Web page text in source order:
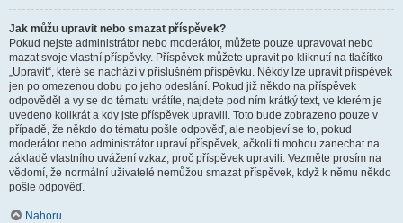
Jak můžu upravit nebo smazat příspěvek?
Pokud nejste administrátor nebo moderátor, můžete pouze upravovat nebo
mazat svoje vlastní příspěvky. Příspěvek můžete upravit po kliknutí na tlačítko
„Upravit“, které se nachází v příslušném příspěvku. Někdy lze upravit příspěvek
jen po omezenou dobu po jeho odeslání. Pokud již někdo na příspěvek
odpověděl a vy se do tématu vrátíte, najdete pod ním krátký text, ve kterém je
uvedeno kolikrát a kdy jste příspěvek upravili. Toto bude zobrazeno pouze v
případě, že někdo do tématu pošle odpověď, ale neobjeví se to, pokud
moderátor nebo administrátor upraví příspěvek, ačkoli ti mohou zanechat na
základě vlastního uvážení vzkaz, proč příspěvek upravili. Vezměte prosím na
vědomí, že normální uživatelé nemůžou smazat příspěvek, když k němu někdo
pošle odpověď.
Nahoru